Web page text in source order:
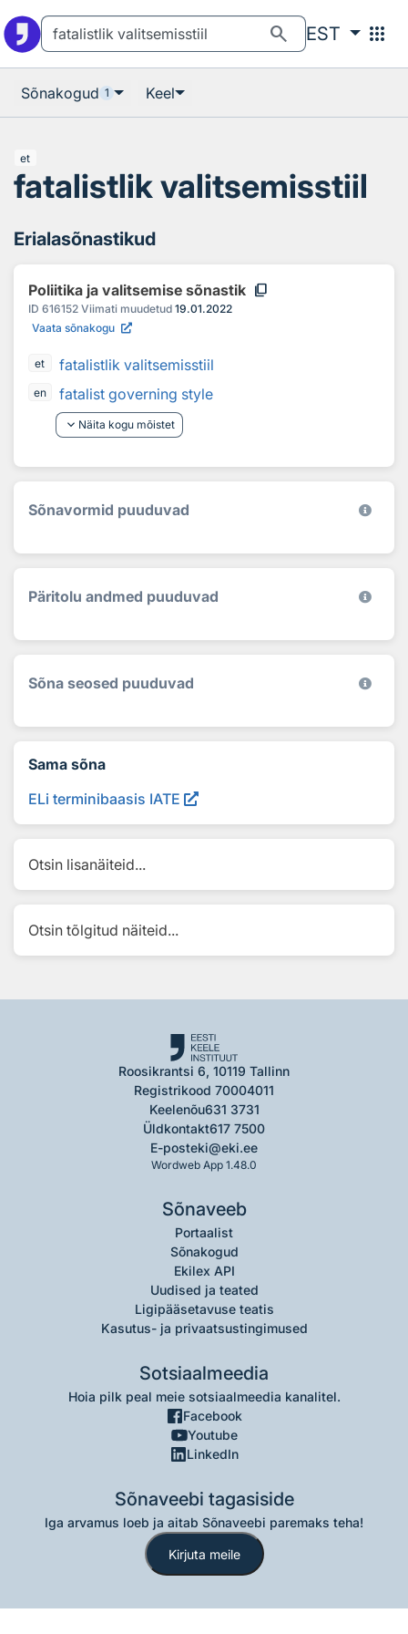
search EST apps
Sõnakogud 1 Keel
et
fatalistlik valitsemisstiil
Erialasõnastikud
Poliitika ja valitsemise sõnastik content_copy
ID 616152 Viimati muudetud 19.01.2022
Vaata sõnakogu
et fatalistlik valitsemisstiil
en
fatalist governing style
keyboard_arrow_down Näita kogu mõistet
Sõnavormid puuduvad
Päritolu andmed puuduvad
Sõna seosed puuduvad
Sama sõna
ELi terminibaasis IATE
Otsin lisanäiteid...
Otsin tõlgitud näiteid...
Roosikrantsi 6, 10119 Tallinn
Registrikood 70004011
Keelenõu631 3731
Üldkontakt617 7500
E-posteki@eki.ee
Wordweb App 1.48.0
Sõnaveeb
Portaalist
Sõnakogud
Ekilex API
Uudised ja teated
Ligipääsetavuse teatis
Kasutus- ja privaatsustingimused
Sotsiaalmeedia
Hoia pilk peal meie sotsiaalmeedia kanalitel.
Facebook
Youtube
LinkedIn
Sõnaveebi tagasiside
Iga arvamus loeb ja aitab Sõnaveebi paremaks teha!
Kirjuta meile